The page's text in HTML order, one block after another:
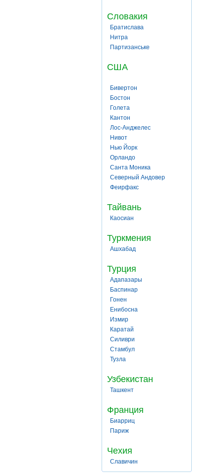
Словакия
Братислава
Нитра
Партизанське
США
Бивертон
Бостон
Голета
Кантон
Лос-Анджелес
Нивот
Нью Йорк
Орландо
Санта Моника
Северный Андовер
Феирфакс
Тайвань
Каосиан
Туркмения
Ашхабад
Турция
Адапазары
Баспинар
Гонен
Енибосна
Измир
Каратай
Силиври
Стамбул
Тузла
Узбекистан
Ташкент
Франция
Биарриц
Париж
Чехия
Славичин